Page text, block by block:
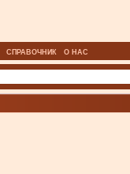
СПРАВОЧНИК О НАС